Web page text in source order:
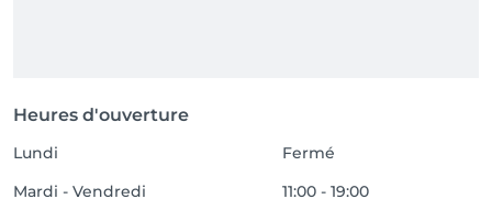
Heures d'ouverture
Lundi
Fermé
Mardi - Vendredi
11:00 - 19:00